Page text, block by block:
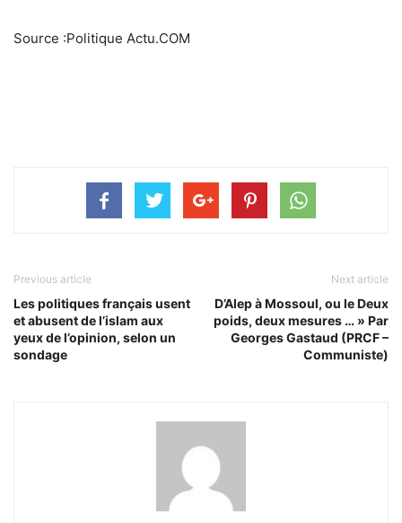
Source :Politique Actu.COM
Previous article
Les politiques français usent
et abusent de l’islam aux
yeux de l’opinion, selon un
sondage
Next article
D’Alep à Mossoul, ou le Deux
poids, deux mesures … » Par
Georges Gastaud (PRCF –
Communiste)